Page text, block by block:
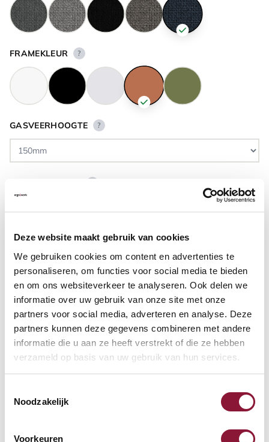
Deze website maakt gebruik van cookies
We gebruiken cookies om content en advertenties te
personaliseren, om functies voor social media te bieden
en om ons websiteverkeer te analyseren. Ook delen we
informatie over uw gebruik van onze site met onze
partners voor social media, adverteren en analyse. Deze
partners kunnen deze gegevens combineren met andere
informatie die u aan ze heeft verstrekt of die ze hebben
verzameld op basis van uw gebruik van hun services.
Noodzakelijk
Voorkeuren
FRAMEKLEUR ?
GASVEERHOOGTE ?
VOETENRING ?
VOETENSTER IN GEPOLIJST ALUMINIUM ?
Beschikbaar
Levertijd: 3-6 weken